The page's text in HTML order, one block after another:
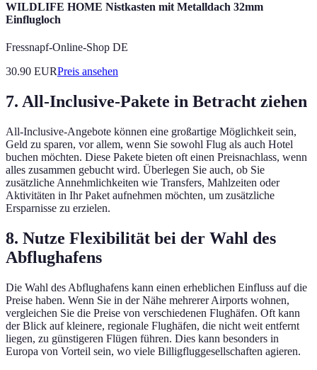
WILDLIFE HOME Nistkasten mit Metalldach 32mm
Einflugloch
Fressnapf-Online-Shop DE
30.90 EURPreis ansehen
7. All-Inclusive-Pakete in Betracht ziehen
All-Inclusive-Angebote können eine großartige Möglichkeit sein,
Geld zu sparen, vor allem, wenn Sie sowohl Flug als auch Hotel
buchen möchten. Diese Pakete bieten oft einen Preisnachlass, wenn
alles zusammen gebucht wird. Überlegen Sie auch, ob Sie
zusätzliche Annehmlichkeiten wie Transfers, Mahlzeiten oder
Aktivitäten in Ihr Paket aufnehmen möchten, um zusätzliche
Ersparnisse zu erzielen.
8. Nutze Flexibilität bei der Wahl des
Abflughafens
Die Wahl des Abflughafens kann einen erheblichen Einfluss auf die
Preise haben. Wenn Sie in der Nähe mehrerer Airports wohnen,
vergleichen Sie die Preise von verschiedenen Flughäfen. Oft kann
der Blick auf kleinere, regionale Flughäfen, die nicht weit entfernt
liegen, zu günstigeren Flügen führen. Dies kann besonders in
Europa von Vorteil sein, wo viele Billigfluggesellschaften agieren.